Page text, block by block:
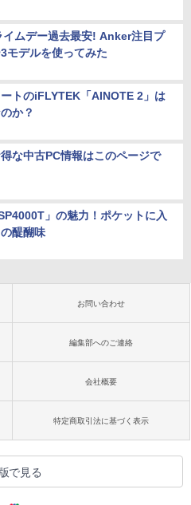
ムデー過去最安! Anker注目プ
モデルを使ってみた
トのiFLYTEK「AINOTE 2」は
か？
な中古PC情報はこのページで
」の魅力！ポケットに入
醍醐味
お問い合わせ
編集部へのご連絡
会社概要
特定商取引法に基づく表示
で見る